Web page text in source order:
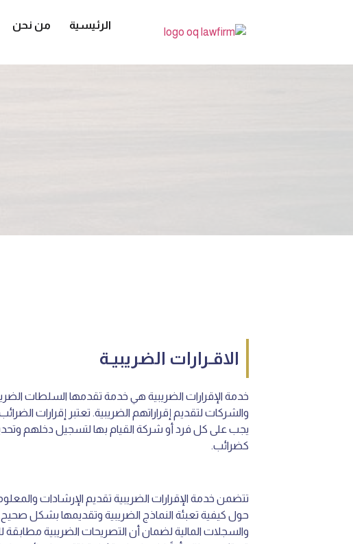
الرئيسية من نحن
الاقـرارات الضريبيـة
خدمة الإقرارات الضريبية هي خدمة تقدمها السلطات
والشركات لتقديم إقراراتهم الضريبية. تعتبر إقرارات
يجب على كل فرد أو شركة القيام بها لتسجيل دخلهم
كضرائب.
تتضمن خدمة الإقرارات الضريبية تقديم الإرشادات
حول كيفية تعبئة النماذج الضريبية وتقديمها بشكل
والسجلات المالية لضمان أن التصريحات الضريبية مطابقة